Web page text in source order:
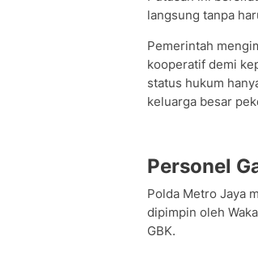
langsung tanpa
Pemerintah
kooperatif demi
status hukum
keluarga besar
Personel
Polda Metro Jaya
dipimpin oleh
GBK.